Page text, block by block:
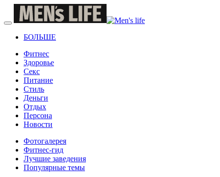
БОЛЬШЕ
Фитнес
Здоровье
Секс
Питание
Стиль
Деньги
Отдых
Персона
Новости
Фотогалерея
Фитнес-гид
Лучшие заведения
Популярные темы